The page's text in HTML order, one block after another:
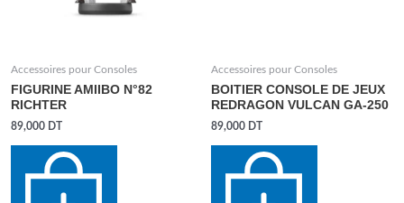
Accessoires pour Consoles
FIGURINE AMIIBO N°82
RICHTER
89,000 DT
Accessoires pour Consoles
BOITIER CONSOLE DE JEUX
REDRAGON VULCAN GA-250
89,000 DT